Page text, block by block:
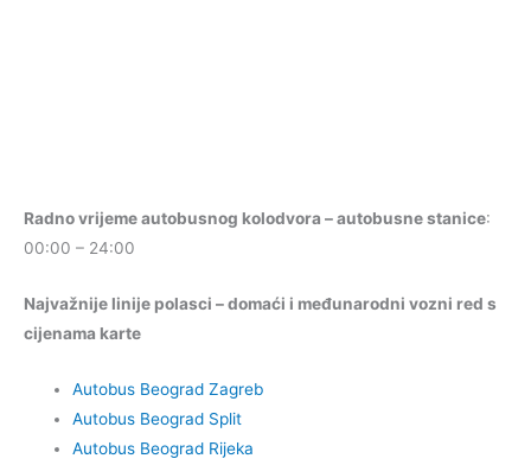
Radno vrijeme autobusnog kolodvora – autobusne stanice:
00:00 – 24:00
Najvažnije linije polasci – domaći i međunarodni vozni red s
cijenama karte
Autobus Beograd Zagreb
Autobus Beograd Split
Autobus Beograd Rijeka